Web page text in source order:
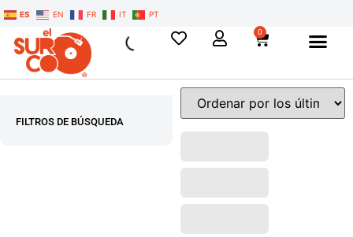
ES EN FR IT PT
0
FILTROS DE BÚSQUEDA